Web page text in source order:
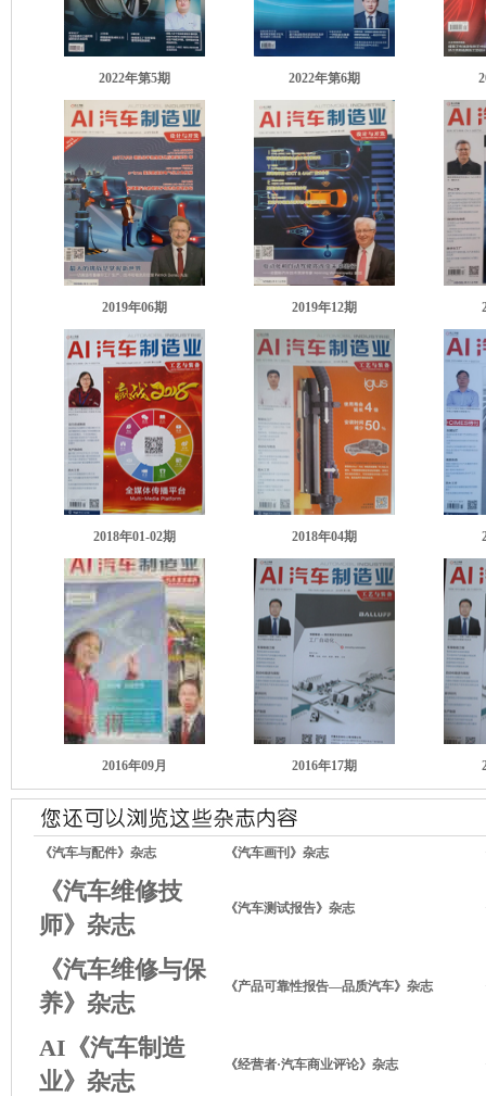
2022年第5期 2022年第6期
2019年06期 2019年12期
2018年01-02期 2018年04期
2016年09月 2016年17期
《汽车与配件》杂志 《汽车画刊》杂志
《汽车维修技
师》杂志
《汽车测试报告》杂志
《汽车维修与保
养》杂志
《产品可靠性报告—品质汽车》杂志
AI《汽车制造
业》杂志
《经营者·汽车商业评论》杂志